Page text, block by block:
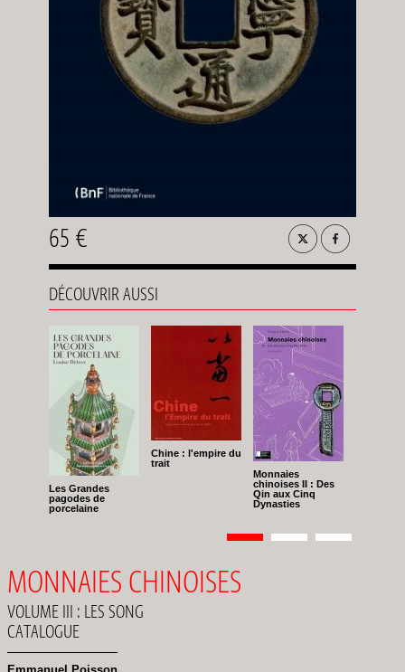
65 €
DÉCOUVRIR AUSSI
Les Grandes
pagodes de
porcelaine
Chine : l'empire du
trait
Monnaies
chinoises II : Des
Qin aux Cinq
Dynasties
Pagination
Page
1 Page
2 Page
3
MONNAIES CHINOISES
VOLUME III : LES SONG
CATALOGUE